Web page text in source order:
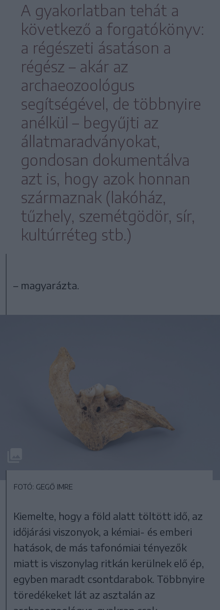
A gyakorlatban tehát a
következő a forgatókönyv:
a régészeti ásatáson a
régész – akár az
archaeozoológus
segítségével, de többnyire
anélkül – begyűjti az
állatmaradványokat,
gondosan dokumentálva
azt is, hogy azok honnan
származnak (lakóház,
tűzhely, szemétgödör, sír,
kultúrréteg stb.)
– magyarázta.
FOTÓ: GEGŐ IMRE
Kiemelte, hogy a föld alatt töltött idő, az
időjárási viszonyok, a kémiai- és emberi
hatások, de más tafonómiai tényezők
miatt is viszonylag ritkán kerülnek elő ép,
egyben maradt csontdarabok. Többnyire
töredékeket lát az asztalán az